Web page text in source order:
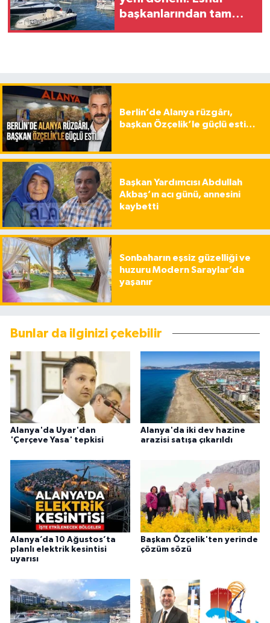
başkanlarından tam
Berlin’de Alanya rüzgârı,
başkan Özçelik’le güçlü esti…
Başkan Yardımcısı Abdullah
Akbaş’ın acı günü, annesini
kaybetti
Sonbaharın eşsiz güzelliği ve
huzuru Modern Saraylar’da
yaşanır
Bunlar da ilginizi çekebilir
Alanya'da Uyar'dan
'Çerçeve Yasa' tepkisi
Alanya'da iki dev hazine
arazisi satışa çıkarıldı
Alanya’da 10 Ağustos’ta
planlı elektrik kesintisi
uyarısı
Başkan Özçelik'ten yerinde
çözüm sözü